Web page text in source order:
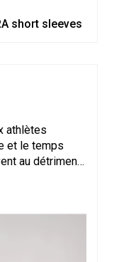
short sleeves
athlètes
et le temps
au détriment
en
fonctionnels,